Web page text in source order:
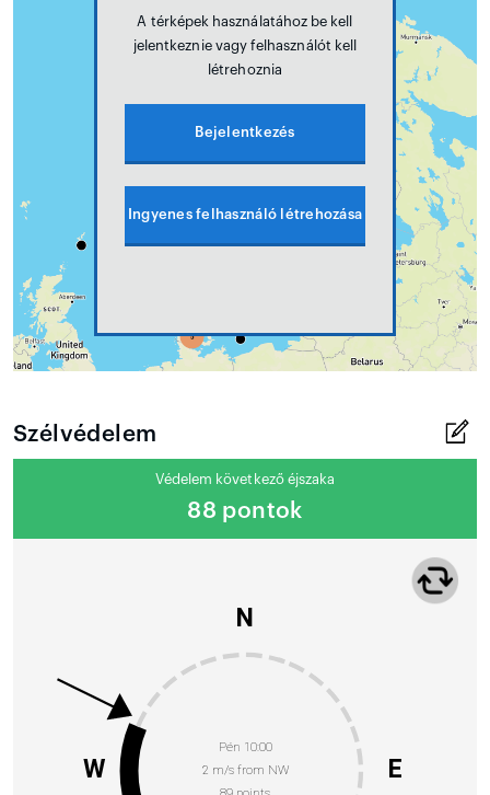
A térképek használatához be kell
jelentkeznie vagy felhasználót kell
létrehoznia
Bejelentkezés
Ingyenes felhasználó létrehozása
Szélvédelem
Védelem következő éjszaka
88 pontok
Pén 10:00
2 m/s from NW
N
E
W